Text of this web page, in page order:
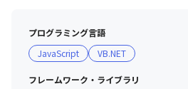
プログラミング言語
JavaScript
VB.NET
フレームワーク・ライブラリ